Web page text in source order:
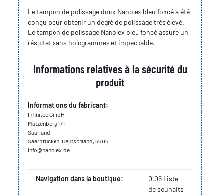
Le tampon de polissage doux Nanolex bleu foncé a été
conçu pour obtenir un degré de polissage très élevé.
Le tampon de polissage Nanolex bleu foncé assure un
résultat sans hologrammes et impeccable.
Informations relatives à la sécurité du
produit
Informations du fabricant:
Infinitec GmbH
Matzenberg 171
Saarland
Saarbrücken, Deutschland, 66115
info@nanolex.de
Valeur
Fabricant
Navigation dans la boutique:
0,06 Liste
de souhaits